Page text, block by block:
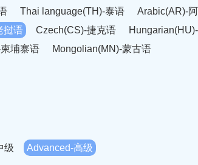
Thai language(TH)-泰语 Arabic(AR)-
挝语 Czech(CS)-捷克语
埔寨语 Mongolian(MN)-蒙古语
级 Advanced-高级